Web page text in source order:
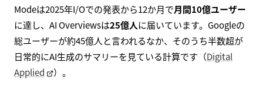
Modeは2025年I/Oでの発表から12か月で月間10億ユーザー
に達し、AI Overviewsは25億人に届いています。Googleの
総ユーザーが約45億人と言われるなか、そのうち半数超が
日常的にAI生成のサマリーを見ている計算です（Digital
Applied
）。